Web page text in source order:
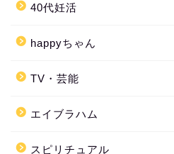
40代妊活
happyちゃん
TV・芸能
エイブラハム
スピリチュアル